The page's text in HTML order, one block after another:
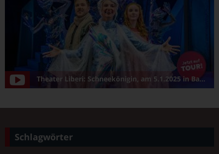
Theater Liberi: Schneekönigin, am 5.1.2025 in Bamberg/Konzerthalle
Schlagwörter